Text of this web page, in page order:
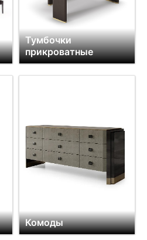
Тумбочки
прикроватные
Комоды